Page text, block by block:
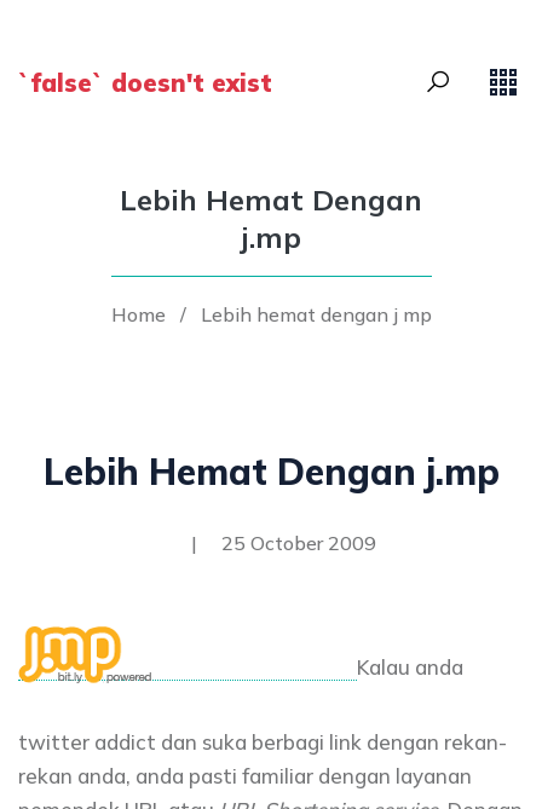
`false` doesn't exist
Lebih Hemat Dengan
j.mp
Home / Lebih hemat dengan j mp
Lebih Hemat Dengan j.mp
| 25 October 2009
Kalau anda
twitter addict dan suka berbagi link dengan rekan-
rekan anda, anda pasti familiar dengan layanan